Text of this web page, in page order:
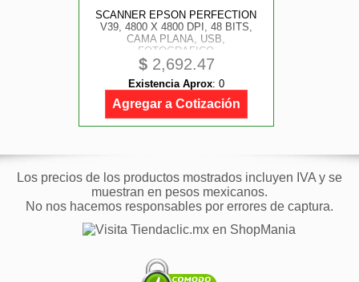
SCANNER EPSON PERFECTION
V39, 4800 X 4800 DPI, 48 BITS,
CAMA PLANA, USB,
FOTOGRAFICO
$2,692.47
Existencia Aprox: 0
Agregar a Cotización
Los precios de los productos mostrados incluyen IVA y se
muestran en pesos mexicanos.
No nos hacemos responsables por errores de captura.